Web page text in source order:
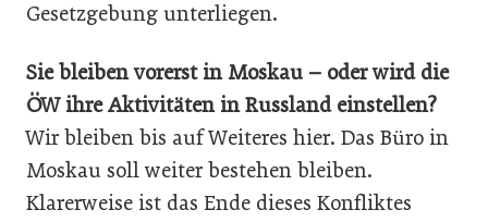
Gesetzgebung unterliegen.
Sie bleiben vorerst in Moskau – oder wird die
ÖW ihre Aktivitäten in Russland einstellen?
Wir bleiben bis auf Weiteres hier. Das Büro in
Moskau soll weiter bestehen bleiben.
Klarerweise ist das Ende dieses Konfliktes